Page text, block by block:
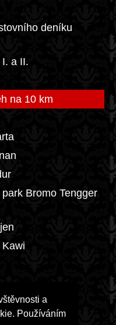
a
Používáním
deníku
a II.
na 10 km
Bromo Tengger